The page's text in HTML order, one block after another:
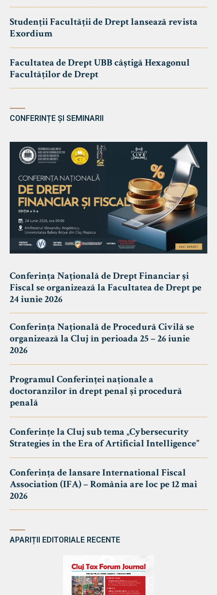
Studenții Facultății de Drept lansează revista
Exordium
Facultatea de Drept UBB câștigă Hexagonul
Facultăților de Drept
CONFERINȚE ȘI SEMINARII
Conferința Națională de Drept Financiar și
Fiscal se organizează la Facultatea de Drept pe
24 iunie 2026
Conferința Națională de Procedură Civilă se
organizează la Cluj în perioada 25 – 26 iunie
2026
Programul Conferinței naționale a
doctoranzilor în drept penal și procedură
penală
Conferințe la Cluj sub tema „Cybersecurity
Strategies in the Era of Artificial Intelligence”
Conferința de lansare International Fiscal
Association (IFA) – România are loc pe 12 mai
2026
APARIȚII EDITORIALE RECENTE